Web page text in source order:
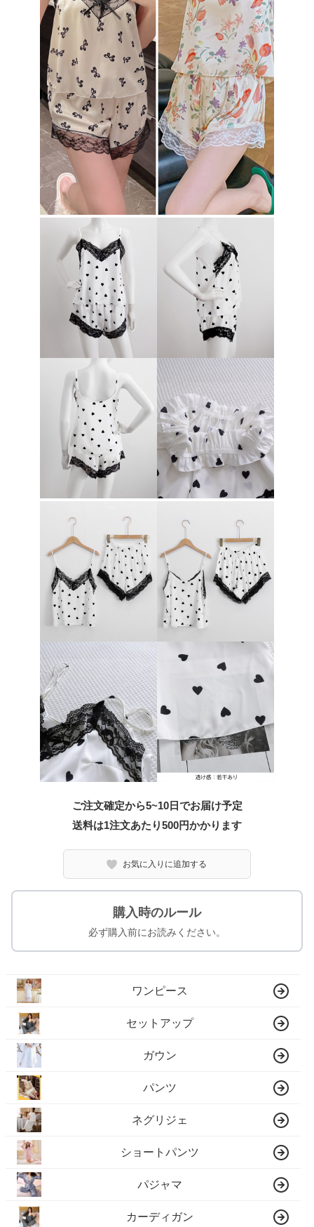
ご注文確定から5~10日でお届け予定
送料は1注文あたり500円かかります
お気に入りに追加する
購入時のルール
必ず購入前にお読みください。
ワンピース
セットアップ
ガウン
パンツ
ネグリジェ
ショートパンツ
パジャマ
カーディガン